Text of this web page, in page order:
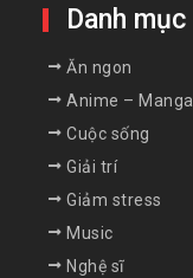
Danh mục
Ăn ngon
Anime – Manga
Cuộc sống
Giải trí
Giảm stress
Music
Nghệ sĩ